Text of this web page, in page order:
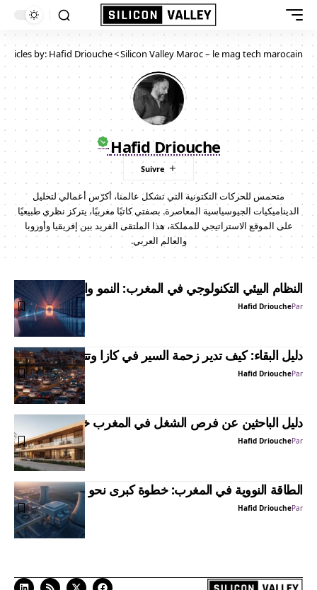
Silicon Valley Maroc – le mag tech marocain
>
Articles by: Hafid Driouche
Hafid Driouche
متحمس للحركات التكتونية التي تشكل عالمنا، أكرّس أعمالي لتحليل
الديناميكيات الجيوسياسية المعاصرة. بصفتي كاتبًا مغربيًا، يتركز نظري طبيعيًا
على الموقع الاستراتيجي للمملكة، هذا الملتقى الفريد بين إفريقيا وأوروبا
والعالم العربي.
النظام البيئي التكنولوجي في المغرب: النمو والاستثمارات
Par
Hafid Driouche
دليل البقاء: كيف تدير زحمة السير في كازا وتتجنب التوتر؟
Par
Hafid Driouche
دليل الباحثين عن فرص الشغل في المغرب خلال عام 2026
Par
Hafid Driouche
الطاقة النووية في المغرب: خطوة كبرى نحو المستقبل
Par
Hafid Driouche